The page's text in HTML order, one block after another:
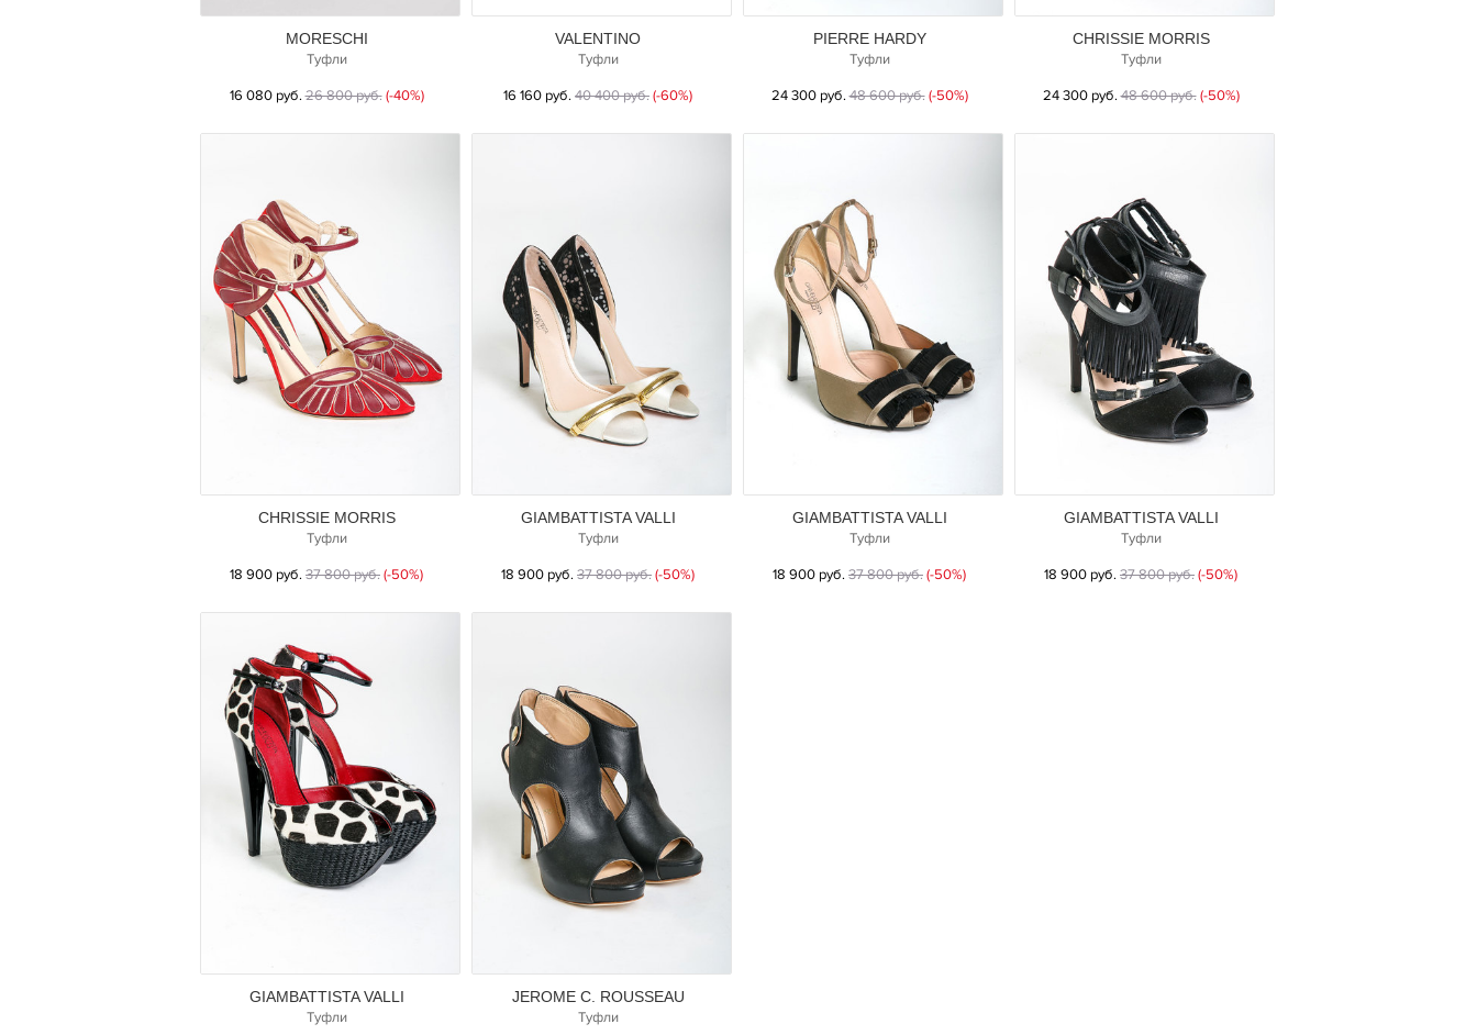
MORESCHI
Туфли
16 080 руб.26 800 руб. (-40%)
VALENTINO
Туфли
16 160 руб.40 400 руб.(-60%)
PIERRE HARDY
Туфли
24 300 руб.48 600 руб. (-50%)
CHRISSIE MORRIS
Туфли
24 300 руб.48 600 руб. (-50%)
CHRISSIE MORRIS
Туфли
18 900 руб.37 800 руб.(-50%)
GIAMBATTISTA VALLI
Туфли
18 900 руб.37 800 руб.(-50%)
GIAMBATTISTA VALLI
Туфли
18 900 руб.37 800 руб.(-50%)
GIAMBATTISTA VALLI
Туфли
18 900 руб.37 800 руб.(-50%)
GIAMBATTISTA VALLI
Туфли
JEROME C. ROUSSEAU
Туфли